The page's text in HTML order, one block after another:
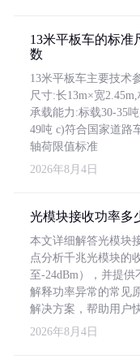
13米平板车的标准
数
13米平板车主要技术
尺寸:长13m×宽
承载能力:标载30-35
49吨 c)符合国家道路
轴荷限值标准
2026年8月4日
光模块接收功率多
本文详细解答光模块
点分析千兆光模块的
至-24dBm），并提
解释功率异常的常见
解决方案，帮助用户
2026年8月4日